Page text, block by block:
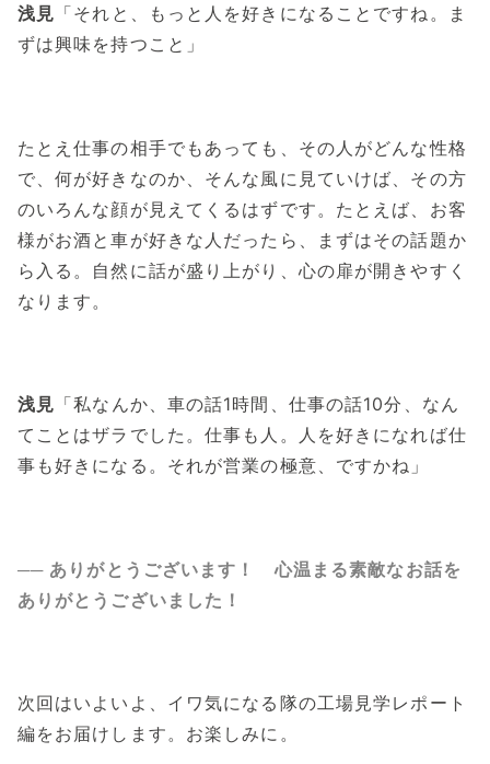
浅見 「それと、もっと人を好きになることですね。ま
ずは興味を持つこと」
たとえ仕事の相手でもあっても、その人がどんな性格
で、何が好きなのか、そんな風に見ていけば、その方
のいろんな顔が見えてくるはずです。たとえば、お客
様がお酒と車が好きな人だったら、まずはその話題か
ら入る。自然に話が盛り上がり、心の扉が開きやすく
なります。
浅見 「私なんか、車の話1時間、仕事の話10分、なん
てことはザラでした。仕事も人。人を好きになれば仕
事も好きになる。それが営業の極意、ですかね」
── ありがとうございます！ 心温まる素敵なお話を
ありがとうございました！
次回はいよいよ、イワ気になる隊の工場見学レポート
編をお届けします。お楽しみに。